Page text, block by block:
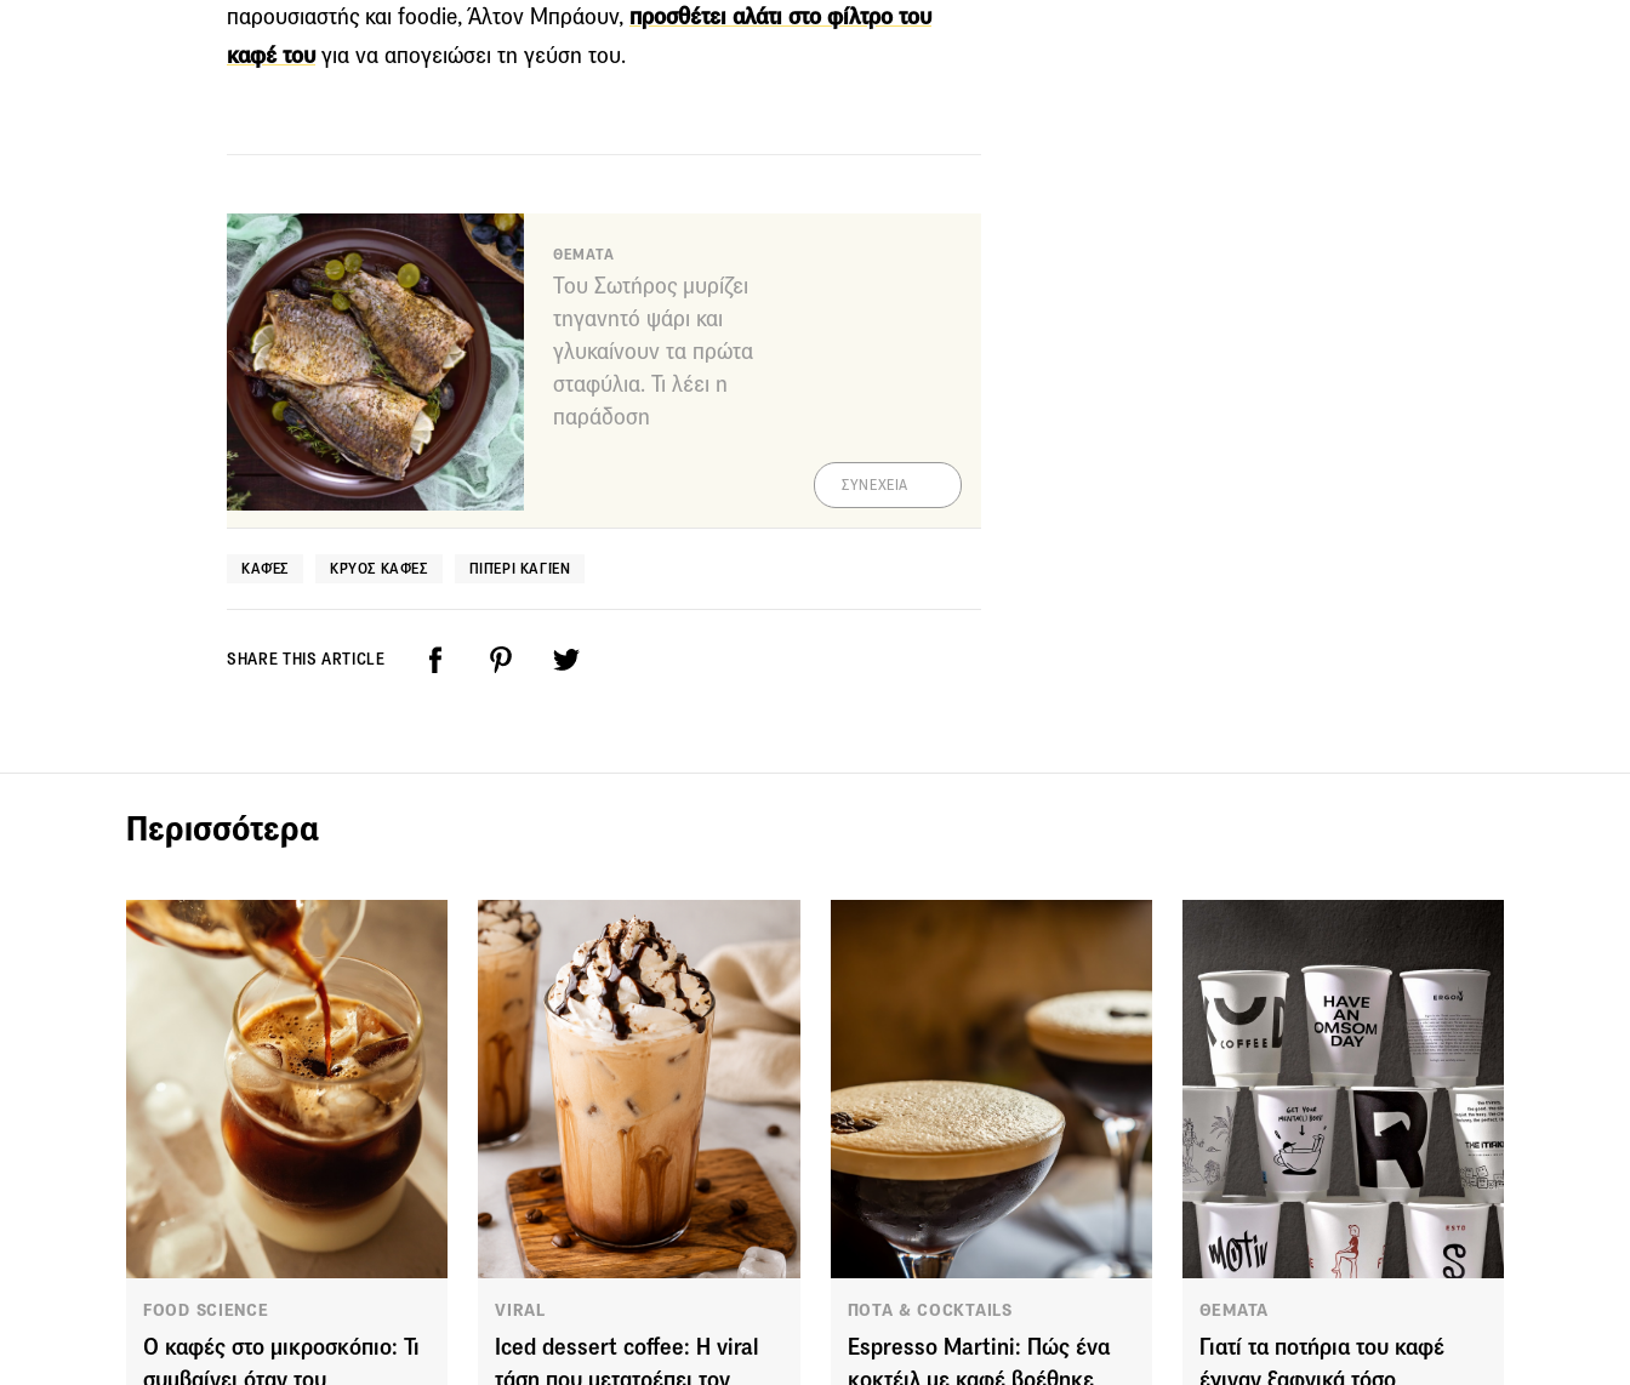
παρουσιαστής και foodie, Άλτον Μπράουν, προσθέτει αλάτι στο φίλτρο του
καφέ τουγια να απογειώσει τη γεύση του.
ΘΕΜΑΤΑ
Του Σωτήρος μυρίζει
τηγανητό ψάρι και
γλυκαίνουν τα πρώτα
σταφύλια. Τι λέει η
παράδοση
ΣΥΝΕΧΕΙΑ
ΚΑΦΈΣ ΚΡΎΟΣ ΚΑΦΈΣ ΠΙΠΈΡΙ ΚΑΓΙΈΝ
SHARE THIS ARTICLE
Περισσότερα
FOOD SCIENCE
Ο καφές στο μικροσκόπιο: Τι
συμβαίνει όταν του
VIRAL
Iced dessert coffee: Η viral
τάση που μετατρέπει τον
ΠΟΤΑ & COCKTAILS
Espresso Martini: Πώς ένα
κοκτέιλ με καφέ βρέθηκε
ΘΕΜΑΤΑ
Γιατί τα ποτήρια του καφέ
έγιναν ξαφνικά τόσο